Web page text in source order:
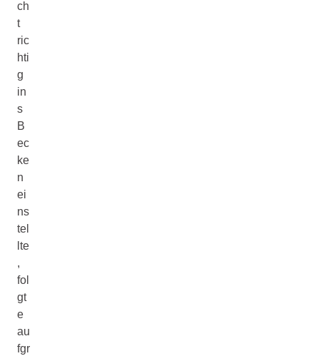
ch
t
ric
hti
g
in
s
B
ec
ke
n
ei
ns
tel
lte
,
fol
gt
e
au
fgr